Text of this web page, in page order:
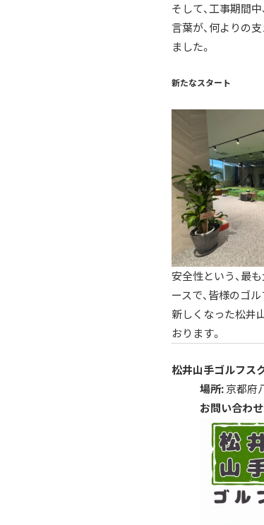
そして、工事期間
言葉が、何よりの
ました。
新たなスタート
安全性という、最
ースで、皆様のゴ
新しくなった松井
おります。
松井山手ゴルフス
場所:京都府
お問い合わ